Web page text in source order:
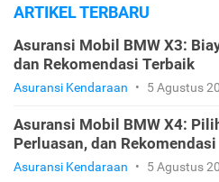
ARTIKEL TERBARU
Asuransi Mobil BMW X3:
dan Rekomendasi Terbaik
Asuransi Kendaraan • 5 Agustus
Asuransi Mobil BMW X4:
Perluasan, dan Rekomendasi
Asuransi Kendaraan • 5 Agustus